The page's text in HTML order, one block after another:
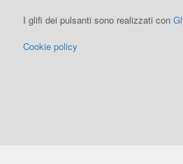
I glifi dei pulsanti sono realizzati con
Cookie policy